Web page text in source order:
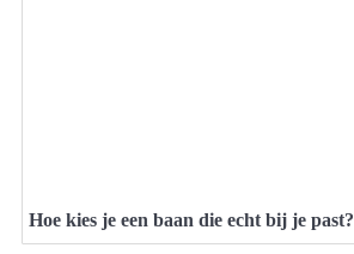
Hoe kies je een baan die echt bij je past?